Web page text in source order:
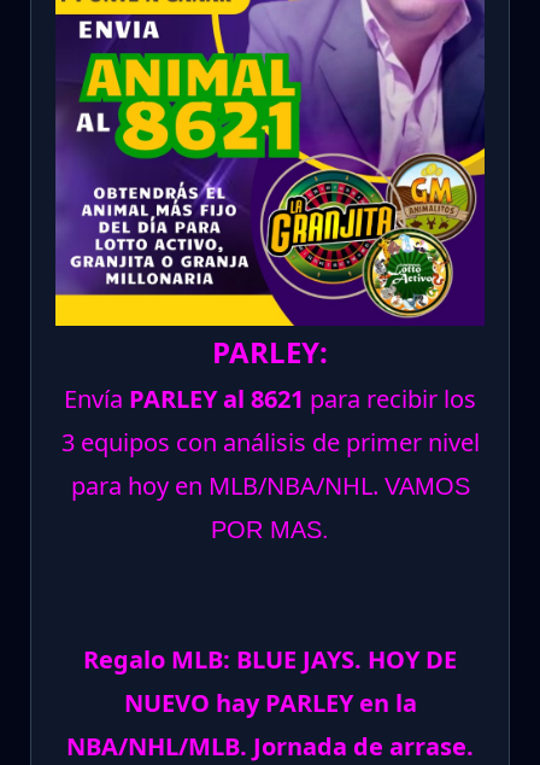
PARLEY:
Envía PARLEY al 8621 para recibir los
3 equipos con análisis de primer nivel
para hoy en MLB/NBA/NHL. VAMOS
POR MAS.
Regalo MLB: BLUE JAYS. HOY DE
NUEVO hay PARLEY en la
NBA/NHL/MLB. Jornada de arrase.